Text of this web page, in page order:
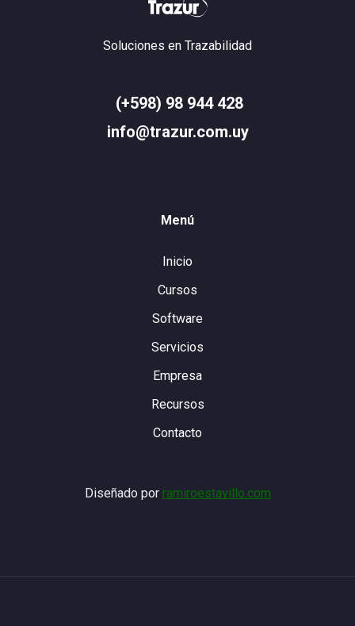
Soluciones en Trazabilidad
(+598) 98 944 428
info@trazur.com.uy
Menú
Inicio
Cursos
Software
Servicios
Empresa
Recursos
Contacto
Diseñado por ramiroestavillo.com